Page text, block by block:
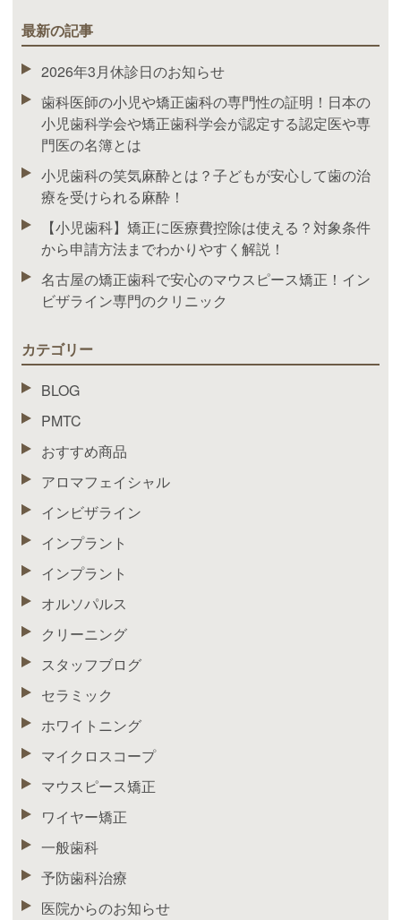
最新の記事
2026年3月休診日のお知らせ
歯科医師の小児や矯正歯科の専門性の証明！日本の
小児歯科学会や矯正歯科学会が認定する認定医や専
門医の名簿とは
小児歯科の笑気麻酔とは？子どもが安心して歯の治
療を受けられる麻酔！
【小児歯科】矯正に医療費控除は使える？対象条件
から申請方法までわかりやすく解説！
名古屋の矯正歯科で安心のマウスピース矯正！イン
ビザライン専門のクリニック
カテゴリー
BLOG
PMTC
おすすめ商品
アロマフェイシャル
インビザライン
インプラント
インプラント
オルソパルス
クリーニング
スタッフブログ
セラミック
ホワイトニング
マイクロスコープ
マウスピース矯正
ワイヤー矯正
一般歯科
予防歯科治療
医院からのお知らせ